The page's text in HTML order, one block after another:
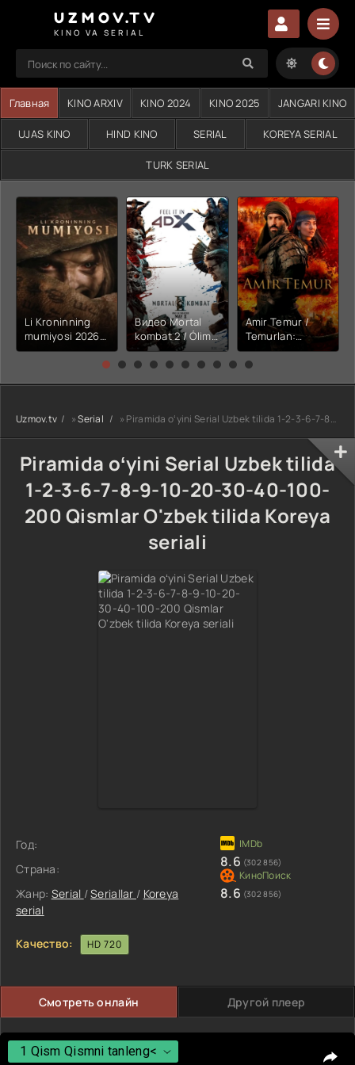
UZMOV.TV
KINO VA SERIAL
Главная KINO ARXIV KINO 2024 KINO 2025 JANGARI KINO
UJAS KINO HIND KINO SERIAL KOREYA SERIAL
TURK SERIAL
Li Kroninning
mumiyosi 2026
(uzbek tilida
kino) tarjima HD
Видео Mortal
kombat 2 / Ólim
jangi 2 (2026)
Uzbek tilida
Amir Temur /
Temurlan:
Fathchining
yuksalishi
tarjima kino Full
HD tas-ix
Uzmov.tv »Serial » Piramida oʻyini Serial Uzbek tilida 1-2-3-6-7-8-9-10-20-30-40-100-200 Qismlar O'zbek tilida Koreya seriali
Piramida oʻyini Serial Uzbek tilida
1-2-3-6-7-8-9-10-20-30-40-100-
200 Qismlar O'zbek tilida Koreya
seriali
Год:
Страна:
Жанр: Serial /Seriallar / Koreya
serial
8.6 (302 856)
8.6 (302 856)
Качество: HD 720
Смотреть онлайн Другой плеер
1 Qism Qismni tanleng<